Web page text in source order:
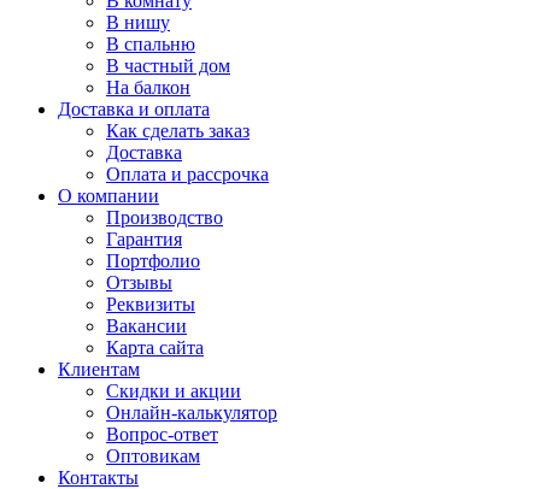
В нишу
В спальню
В частный дом
На балкон
Доставка и оплата
Как сделать заказ
Доставка
Оплата и рассрочка
О компании
Производство
Гарантия
Портфолио
Отзывы
Реквизиты
Вакансии
Карта сайта
Клиентам
Скидки и акции
Онлайн-калькулятор
Вопрос-ответ
Оптовикам
Контакты